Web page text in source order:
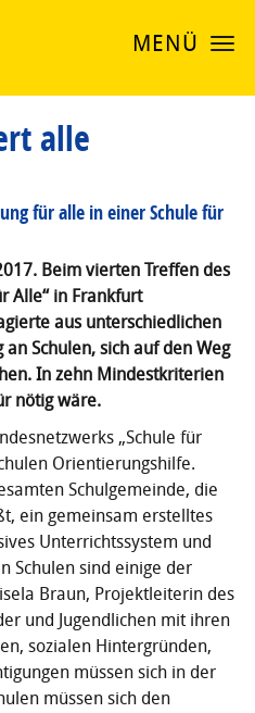
MENÜ
alle
für alle in einer Schule für
Beim vierten Treffen des
Alle“ in Frankfurt
aus unterschiedlichen
Schulen, sich auf den Weg
In zehn Mindestkriterien
nötig wäre.
„Schule für
Orientierungshilfe.
Schulgemeinde, die
ein gemeinsam erstelltes
Unterrichtssystem und
Schulen sind einige der
Braun, Projektleiterin des
und Jugendlichen mit ihren
sozialen Hintergründen,
müssen sich in der
müssen sich den